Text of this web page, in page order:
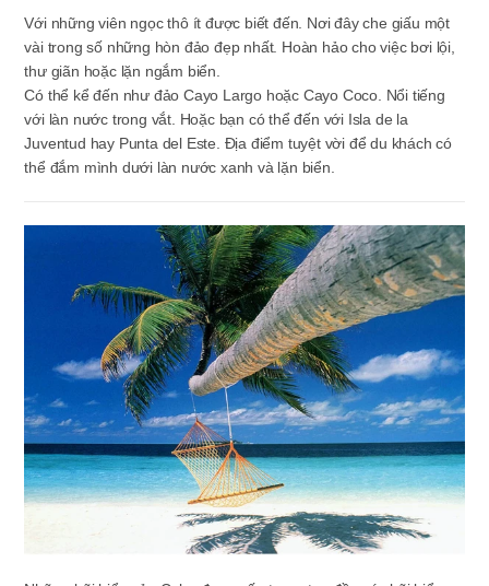
Với những viên ngọc thô ít được biết đến. Nơi đây che giấu một
vài trong số những hòn đảo đẹp nhất. Hoàn hảo cho việc bơi lội,
thư giãn hoặc lặn ngắm biển.
Có thể kể đến như đảo Cayo Largo hoặc Cayo Coco. Nổi tiếng
với làn nước trong vắt. Hoặc bạn có thể đến với Isla de la
Juventud hay Punta del Este. Địa điểm tuyệt vời để du khách có
thể đắm mình dưới làn nước xanh và lặn biển.